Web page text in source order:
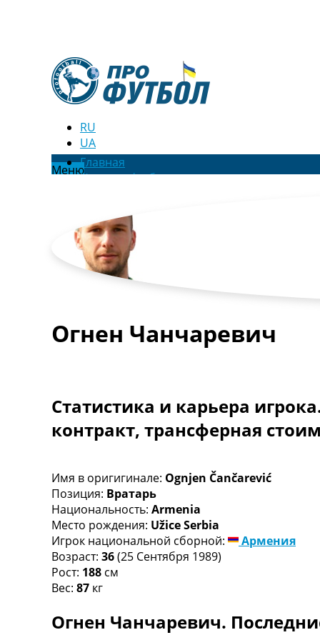
RU
UA
МенюГлавная
Новости футбола
Новости футбола Украины
Последние комментарии
Конкурс прогнозов
Логин
Рейтинги
Турниры
Чемпионат Мира
Англия. Премьер Лига
Испания. Ла Лига
Другие Турниры >>>
Таблицы групп Чемпионата Мира
Украина. Премьер-Лига
Украина. Первая Лига
Лига Чемпионов. Таблицы групп
Англия. Премьер-Лига
Испания. Ла Лига
Все таблицы >>>
Рейтинги
Рейтинг клубов УЕФА
Рейтинг ФИФА
Огнен Чанчаревич
Статистика и карьера
контракт, трансферная
Имя в оригигинале: Ognjen Čančarević
Позиция: Вратарь
Национальность: Armenia
Место рождения: Užice Serbia
Игрок национальной сборной:
Армения
Возраст: 36(25 Сентября 1989)
Рост: 188 см
Вес: 87 кг
Огнен Чанчаревич.